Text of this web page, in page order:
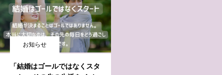
お知らせ
「結婚はゴールではなくスタ